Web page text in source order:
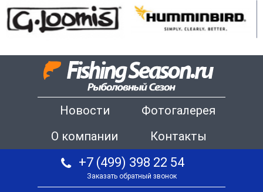
Новости
Фотогалерея
О компании
Контакты
+7 (499) 398 22 54
Заказать обратный звонок